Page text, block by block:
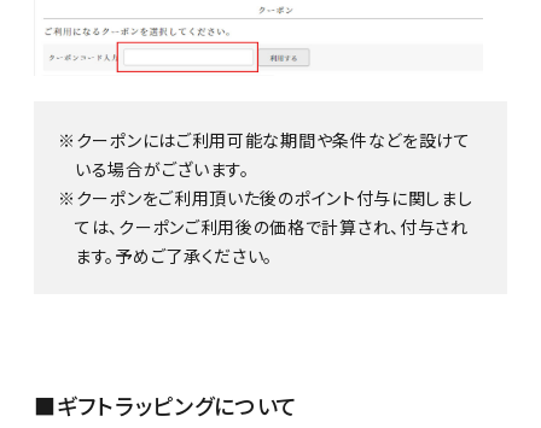
クーポンにはご利用可能な期間や条件などを設けて
いる場合がございます。
クーポンをご利用頂いた後のポイント付与に関しまし
ては、クーポンご利用後の価格で計算され、付与され
ます。予めご了承ください。
■ギフトラッピングについて